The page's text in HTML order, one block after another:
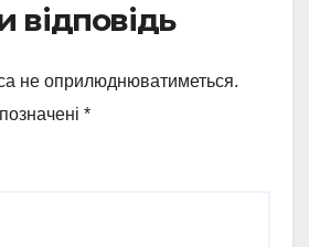
не оприлюднюватиметься.
*